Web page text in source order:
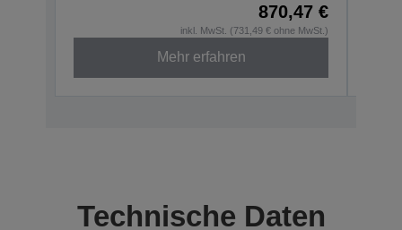
870,47 €
inkl. MwSt. (731,49 € ohne MwSt.)
Mehr erfahren
Technische Daten